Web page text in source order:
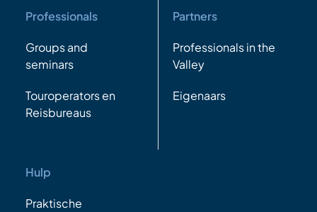
Professionals
Groups and
seminars
Touroperators en
Reisbureaus
Partners
Professionals in the
Valley
Eigenaars
Hulp
Praktische